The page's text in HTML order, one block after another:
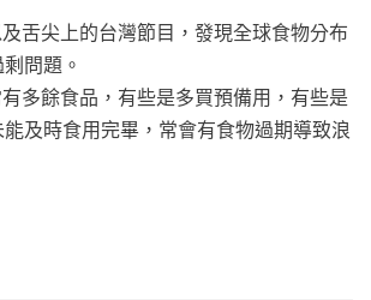
舌尖上的台灣節目，發現全球食物分布
問題。
多餘食品，有些是多買預備用，有些是
及時食用完畢，常會有食物過期導致浪